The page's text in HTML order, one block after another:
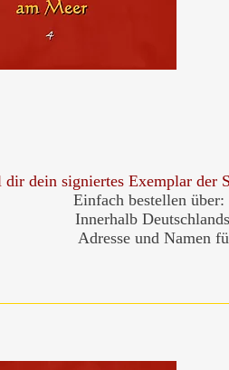
dein signiertes Exemplar
Einfach bestellen über:
Innerhalb
Adresse und Namen